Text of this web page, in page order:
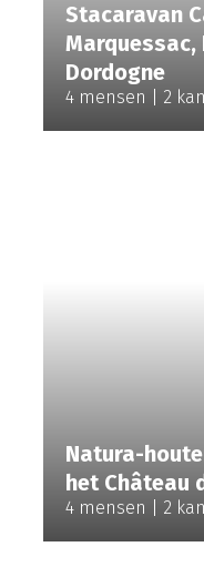
Stacaravan
Marquessac,
Dordogne
4 mensen 2
Natura-
het Château
4 mensen 2